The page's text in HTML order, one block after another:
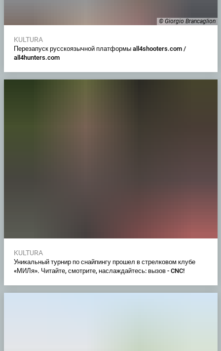
© Giorgio Brancaglion
KULTURA
Перезапуск русскоязычной платформы all4shooters.com /
all4hunters.com
KULTURA
Уникальный турнир по снайпингу прошел в стрелковом клубе
«МИЛя». Читайте, смотрите, наслаждайтесь: вызов - CNC!